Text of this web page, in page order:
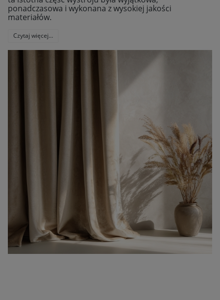
ponadczasowa i wykonana z wysokiej jakości
materiałów.
Czytaj więcej...